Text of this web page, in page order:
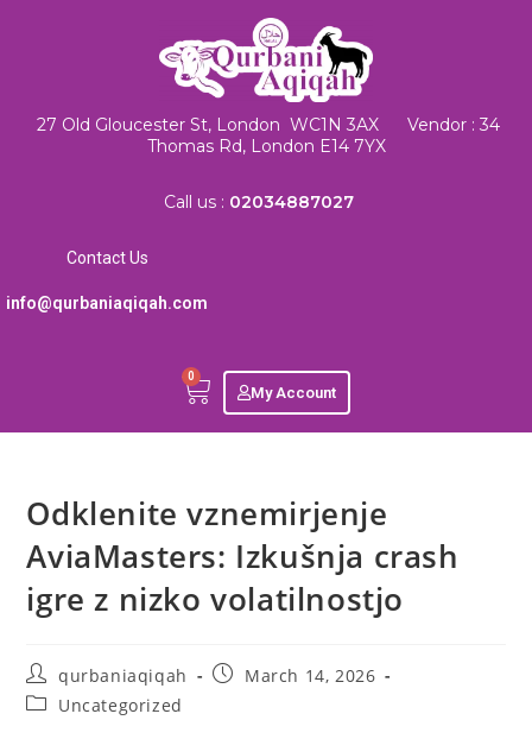
27 Old Gloucester St, London WC1N 3AX Vendor : 34
Thomas Rd, London E14 7YX
Call us : 02034887027
Contact Us
info@qurbaniaqiqah.com
0
My Account
Odklenite vznemirjenje
AviaMasters: Izkušnja crash
igre z nizko volatilnostjo
qurbaniaqiqah
March 14, 2026
Uncategorized